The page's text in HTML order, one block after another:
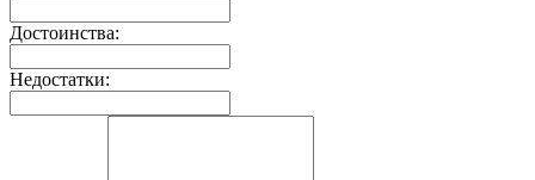
Достоинства:
Недостатки: